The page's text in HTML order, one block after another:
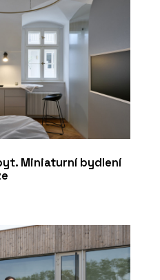
Miniaturní bydlení